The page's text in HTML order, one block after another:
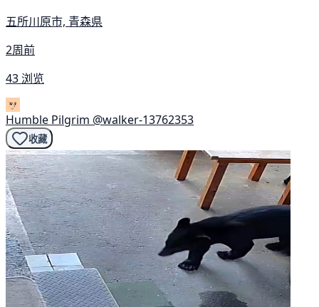
五所川原市, 青森県
2周前
43 浏览
Humble Pilgrim @walker-13762353
收藏